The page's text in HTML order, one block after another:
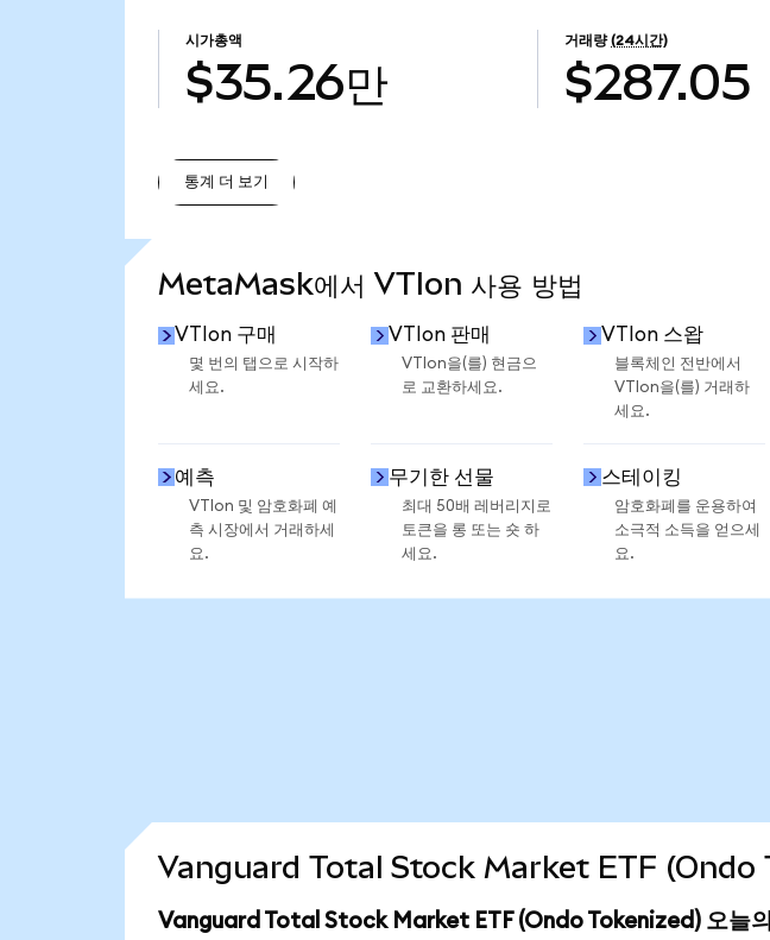
시가총액
$35.26만
거래량 (24시간)
$287.05
통계 더 보기
MetaMask에서 VTIon 사용 방법
VTIon 구매
몇 번의 탭으로 시작하
세요.
VTIon 판매
VTIon을(를) 현금으
로 교환하세요.
VTIon 스왑
블록체인 전반에서
VTIon을(를) 거래하
세요.
예측
VTIon 및 암호화폐 예
측 시장에서 거래하세
요.
무기한 선물
최대 50배 레버리지로
토큰을 롱 또는 숏 하
세요.
스테이킹
암호화폐를 운용하여
소극적 소득을 얻으세
요.
Vanguard Total Stock Market ETF (Ondo
Vanguard Total Stock Market ETF (Ondo Tokenized) 오늘